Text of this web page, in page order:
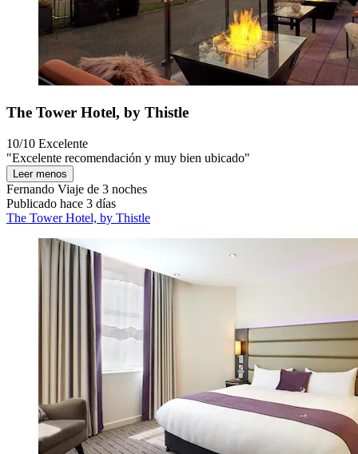
The Tower Hotel, by Thistle
10/10 Excelente
"Excelente recomendación y muy bien ubicado"
Leer menos
Fernando Viaje de 3 noches
Publicado hace 3 días
The Tower Hotel, by Thistle